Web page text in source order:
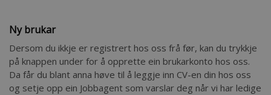
Ny brukar
Dersom du ikkje er registrert hos oss frå før, kan du trykkje
på knappen under for å opprette ein brukarkonto hos oss.
Da får du blant anna høve til å leggje inn CV-en din hos oss
og setje opp ein Jobbagent som varslar deg når vi har ledige